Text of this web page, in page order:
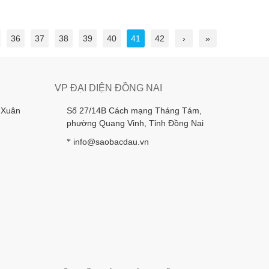
36 37 38 39 40 41 42 › »
VP ĐẠI DIỆN ĐỒNG NAI
Số 27/14B Cách mạng Tháng Tám,
phường Quang Vinh, Tỉnh Đồng Nai
* info@saobacdau.vn